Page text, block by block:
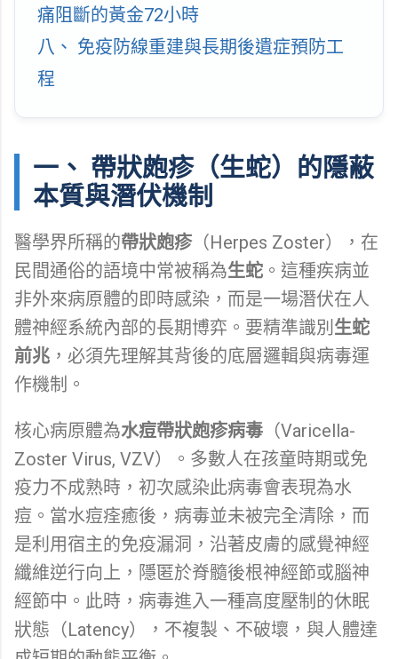
痛阻斷的黃金72小時
八、 免疫防線重建與長期後遺症預防工
程
一、 帶狀皰疹（生蛇）的隱蔽
本質與潛伏機制
醫學界所稱的帶狀皰疹 （Herpes Zoster），在
民間通俗的語境中常被稱為生蛇 。這種疾病並
非外來病原體的即時感染，而是一場潛伏在人
體神經系統內部的長期博弈。要精準識別 生蛇
前兆 ，必須先理解其背後的底層邏輯與病毒運
作機制。
核心病原體為水痘帶狀皰疹病毒 （Varicella-
Zoster Virus, VZV）。多數人在孩童時期或免
疫力不成熟時，初次感染此病毒會表現為水
痘。當水痘痊癒後，病毒並未被完全清除，而
是利用宿主的免疫漏洞，沿著皮膚的感覺神經
纖維逆行向上，隱匿於脊髓後根神經節或腦神
經節中。此時，病毒進入一種高度壓制的休眠
狀態（Latency），不複製、不破壞，與人體達